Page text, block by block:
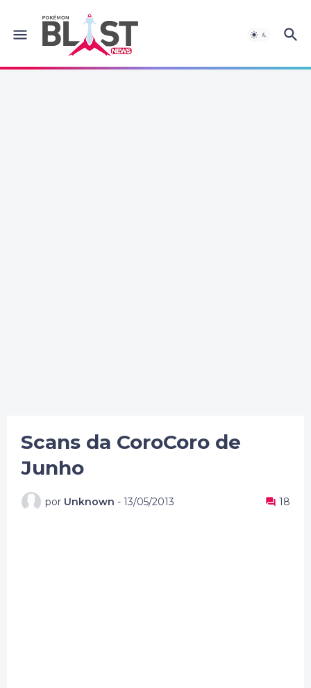
Scans da CoroCoro de
Junho
por Unknown - 13/05/2013 18